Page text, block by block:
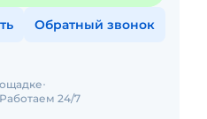
Обратный звонок
Работаем 24/7